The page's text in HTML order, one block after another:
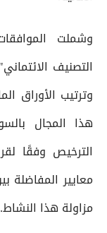
وشملت
التصنيف
وترتيب الأوراق
هذا المجال
معايير المفاضلة
مزاولة هذا النشاط.